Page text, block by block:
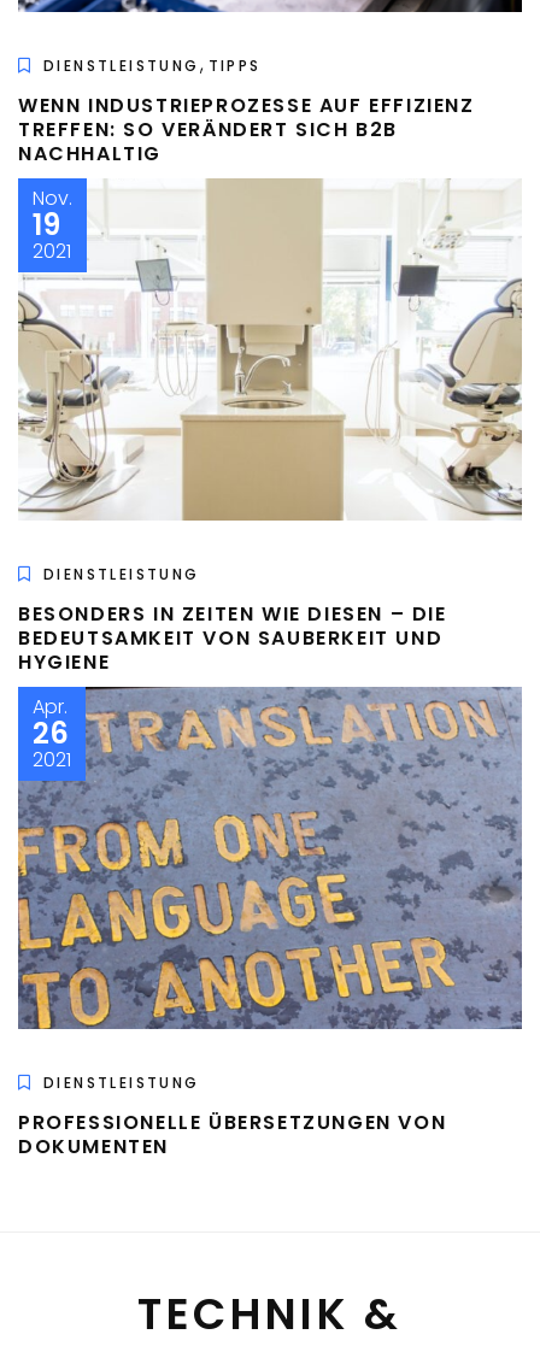
DIENSTLEISTUNG , TIPPS
WENN INDUSTRIEPROZESSE AUF EFFIZIENZ
TREFFEN: SO VERÄNDERT SICH B2B
NACHHALTIG
Nov.
19
2021
DIENSTLEISTUNG
BESONDERS IN ZEITEN WIE DIESEN – DIE
BEDEUTSAMKEIT VON SAUBERKEIT UND
HYGIENE
Apr.
26
2021
DIENSTLEISTUNG
PROFESSIONELLE ÜBERSETZUNGEN VON
DOKUMENTEN
TECHNIK &